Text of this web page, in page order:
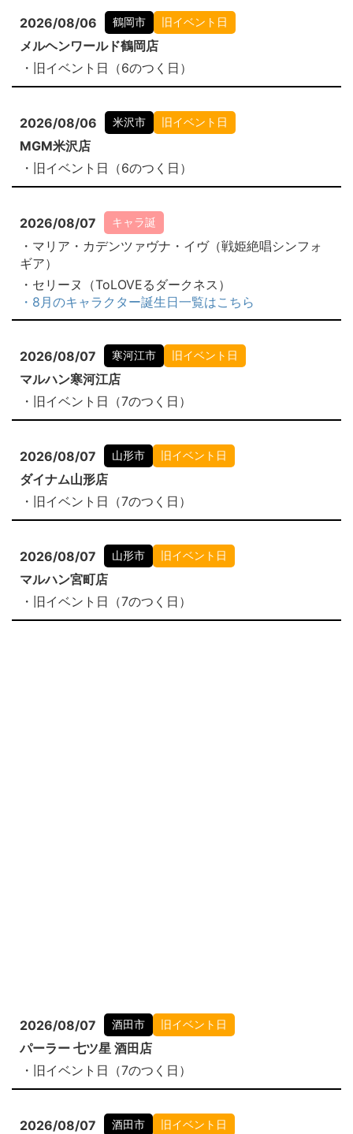
2026/08/06 鶴岡市 旧イベント日
メルヘンワールド鶴岡店
・旧イベント日（6のつく日）
2026/08/06 米沢市 旧イベント日
MGM米沢店
・旧イベント日（6のつく日）
2026/08/07 キャラ誕
・マリア・カデンツァヴナ・イヴ（戦姫絶唱シンフォ
ギア）
・セリーヌ（ToLOVEるダークネス）
・8月のキャラクター誕生日一覧はこちら
2026/08/07 寒河江市 旧イベント日
マルハン寒河江店
・旧イベント日（7のつく日）
2026/08/07 山形市 旧イベント日
ダイナム山形店
・旧イベント日（7のつく日）
2026/08/07 山形市 旧イベント日
マルハン宮町店
・旧イベント日（7のつく日）
2026/08/07 酒田市 旧イベント日
パーラー 七ツ星 酒田店
・旧イベント日（7のつく日）
2026/08/07 酒田市 旧イベント日